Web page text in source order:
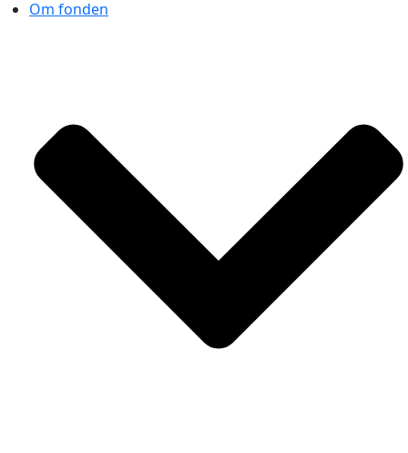
Om fonden